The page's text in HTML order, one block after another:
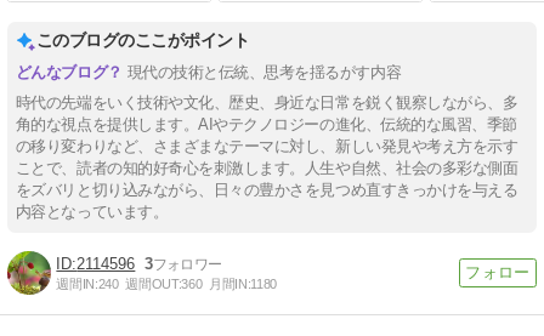
このブログのここがポイント
現代の技術と伝統、思考を揺るがす内容
時代の先端をいく技術や文化、歴史、身近な日常を鋭く観察しながら、多
角的な視点を提供します。AIやテクノロジーの進化、伝統的な風習、季節
の移り変わりなど、さまざまなテーマに対し、新しい発見や考え方を示す
ことで、読者の知的好奇心を刺激します。人生や自然、社会の多彩な側面
をズバリと切り込みながら、日々の豊かさを見つめ直すきっかけを与える
内容となっています。
2114596 3
週間IN:240 週間OUT:360 月間IN:1180